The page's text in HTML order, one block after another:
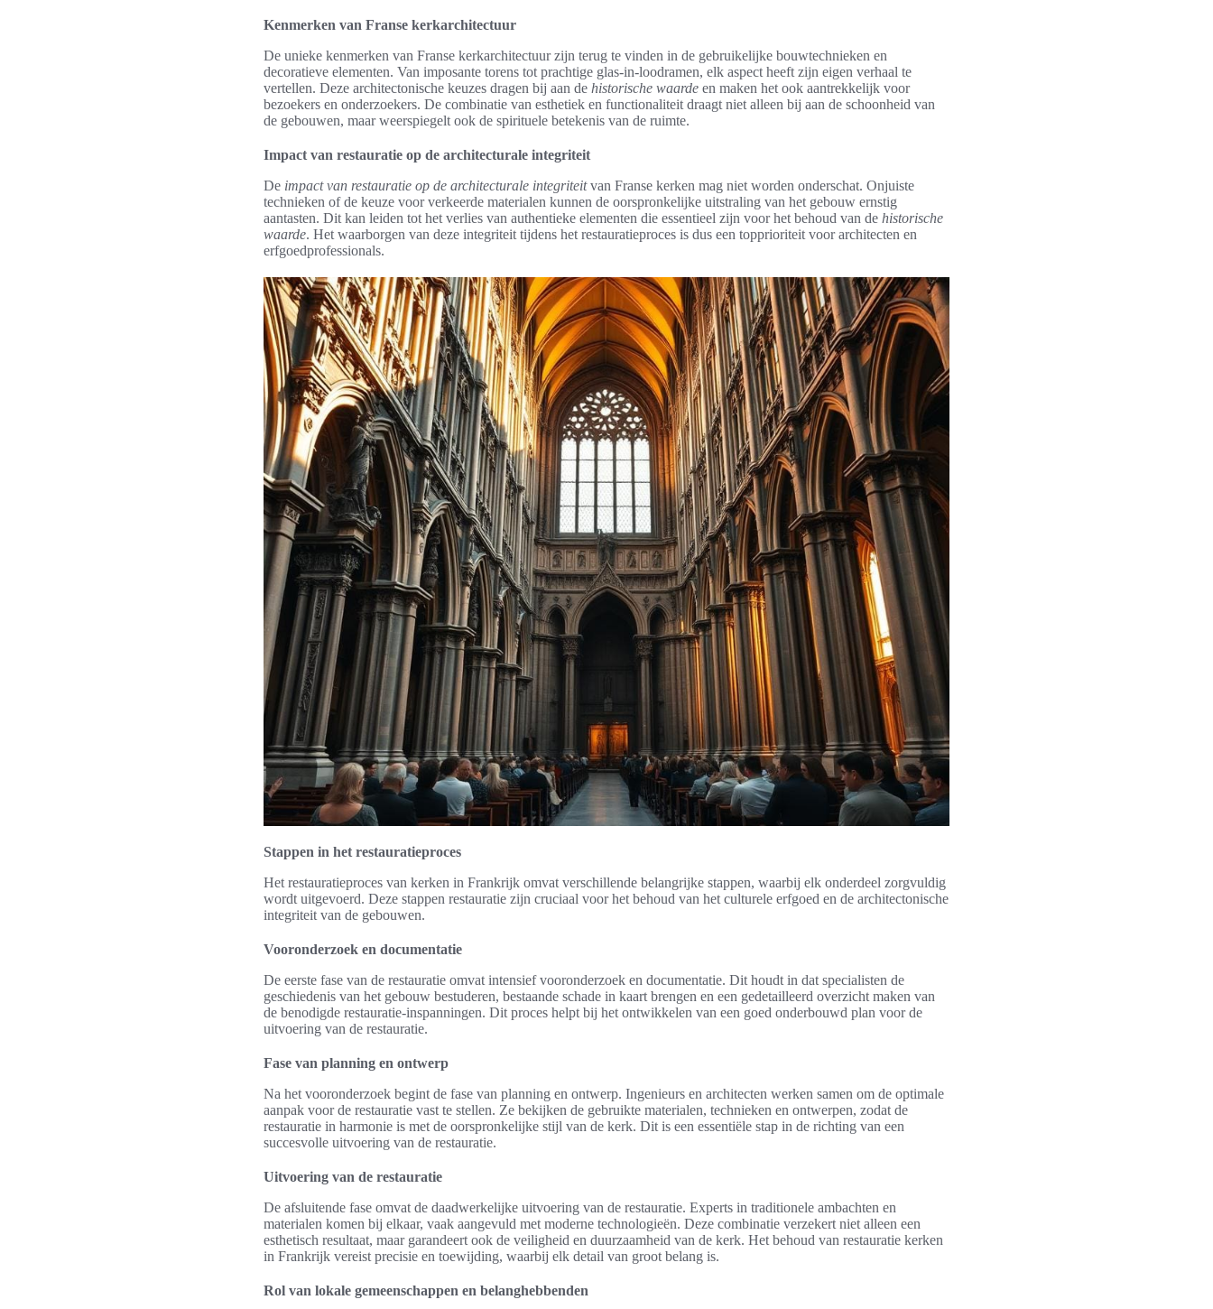
Kenmerken van Franse kerkarchitectuur
De unieke kenmerken van Franse kerkarchitectuur zijn terug te vinden in de gebruikelijke bouwtechnieken en
decoratieve elementen. Van imposante torens tot prachtige glas-in-loodramen, elk aspect heeft zijn eigen verhaal te
vertellen. Deze architectonische keuzes dragen bij aan de historische waarde en maken het ook aantrekkelijk voor
bezoekers en onderzoekers. De combinatie van esthetiek en functionaliteit draagt niet alleen bij aan de schoonheid van
de gebouwen, maar weerspiegelt ook de spirituele betekenis van de ruimte.
Impact van restauratie op de architecturale integriteit
De impact van restauratie op de architecturale integriteitvan Franse kerken mag niet worden onderschat. Onjuiste
technieken of de keuze voor verkeerde materialen kunnen de oorspronkelijke uitstraling van het gebouw ernstig
aantasten. Dit kan leiden tot het verlies van authentieke elementen die essentieel zijn voor het behoud van de historische
waarde. Het waarborgen van deze integriteit tijdens het restauratieproces is dus een topprioriteit voor architecten en
erfgoedprofessionals.
Stappen in het restauratieproces
Het restauratieproces van kerken in Frankrijk omvat verschillende belangrijke stappen, waarbij elk onderdeel zorgvuldig
wordt uitgevoerd. Deze stappen restauratie zijn cruciaal voor het behoud van het culturele erfgoed en de architectonische
integriteit van de gebouwen.
Vooronderzoek en documentatie
De eerste fase van de restauratie omvat intensief vooronderzoek en documentatie. Dit houdt in dat specialisten de
geschiedenis van het gebouw bestuderen, bestaande schade in kaart brengen en een gedetailleerd overzicht maken van
de benodigde restauratie-inspanningen. Dit proces helpt bij het ontwikkelen van een goed onderbouwd plan voor de
uitvoering van de restauratie.
Fase van planning en ontwerp
Na het vooronderzoek begint de fase van planning en ontwerp. Ingenieurs en architecten werken samen om de optimale
aanpak voor de restauratie vast te stellen. Ze bekijken de gebruikte materialen, technieken en ontwerpen, zodat de
restauratie in harmonie is met de oorspronkelijke stijl van de kerk. Dit is een essentiële stap in de richting van een
succesvolle uitvoering van de restauratie.
Uitvoering van de restauratie
De afsluitende fase omvat de daadwerkelijke uitvoering van de restauratie. Experts in traditionele ambachten en
materialen komen bij elkaar, vaak aangevuld met moderne technologieën. Deze combinatie verzekert niet alleen een
esthetisch resultaat, maar garandeert ook de veiligheid en duurzaamheid van de kerk. Het behoud van restauratie kerken
in Frankrijk vereist precisie en toewijding, waarbij elk detail van groot belang is.
Rol van lokale gemeenschappen en belanghebbenden